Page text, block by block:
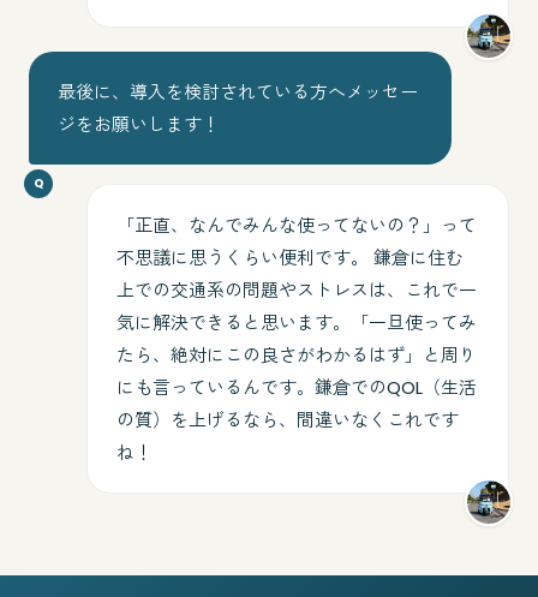
最後に、導入を検討されている方へメッセー
ジをお願いします！
「正直、なんでみんな使ってないの？」って
不思議に思うくらい便利です。 鎌倉に住む
上での交通系の問題やストレスは、これで一
気に解決できると思います。「一旦使ってみ
たら、絶対にこの良さがわかるはず」と周り
にも言っているんです。鎌倉でのQOL（生活
の質）を上げるなら、間違いなくこれです
ね！